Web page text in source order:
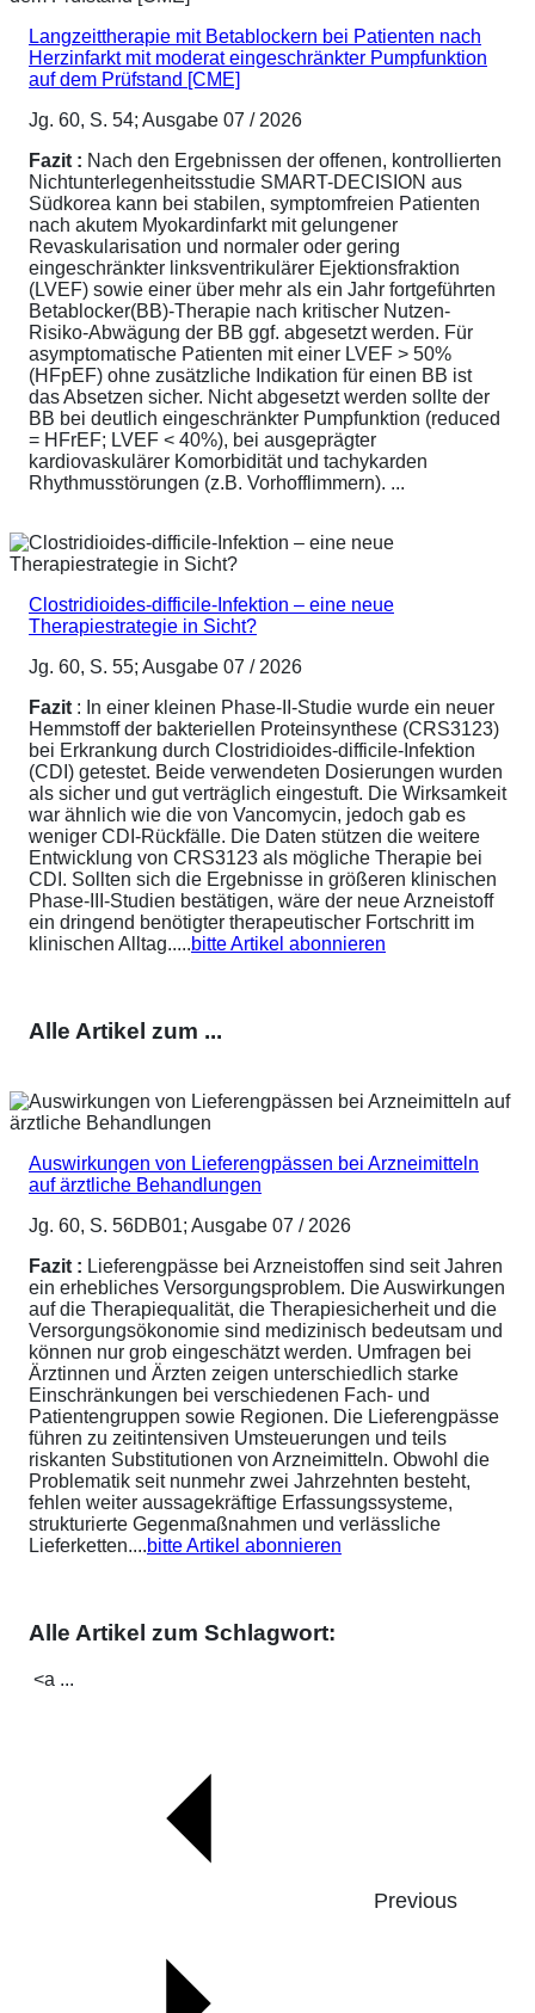
Langzeittherapie mit Betablockern bei Patienten nach
Herzinfarkt mit moderat eingeschränkter Pumpfunktion
auf dem Prüfstand [CME]
Jg. 60, S. 54; Ausgabe 07 / 2026
Fazit : Nach den Ergebnissen der offenen, kontrollierten
Nichtunterlegenheitsstudie SMART-DECISION aus
Südkorea kann bei stabilen, symptomfreien Patienten
nach akutem Myokardinfarkt mit gelungener
Revaskularisation und normaler oder gering
eingeschränkter linksventrikulärer Ejektionsfraktion
(LVEF) sowie einer über mehr als ein Jahr fortgeführten
Betablocker(BB)-Therapie nach kritischer Nutzen-
Risiko-Abwägung der BB ggf. abgesetzt werden. Für
asymptomatische Patienten mit einer LVEF > 50%
(HFpEF) ohne zusätzliche Indikation für einen BB ist
das Absetzen sicher. Nicht abgesetzt werden sollte der
BB bei deutlich eingeschränkter Pumpfunktion (reduced
= HFrEF; LVEF < 40%), bei ausgeprägter
kardiovaskulärer Komorbidität und tachykarden
Rhythmusstörungen (z.B. Vorhofflimmern). ...
Clostridioides-difficile-Infektion – eine neue
Therapiestrategie in Sicht?
Jg. 60, S. 55; Ausgabe 07 / 2026
Fazit : In einer kleinen Phase-II-Studie wurde ein neuer
Hemmstoff der bakteriellen Proteinsynthese (CRS3123)
bei Erkrankung durch Clostridioides-difficile-Infektion
(CDI) getestet. Beide verwendeten Dosierungen wurden
als sicher und gut verträglich eingestuft. Die Wirksamkeit
war ähnlich wie die von Vancomycin, jedoch gab es
weniger CDI-Rückfälle. Die Daten stützen die weitere
Entwicklung von CRS3123 als mögliche Therapie bei
CDI. Sollten sich die Ergebnisse in größeren klinischen
Phase-III-Studien bestätigen, wäre der neue Arzneistoff
ein dringend benötigter therapeutischer Fortschritt im
klinischen Alltag.....bitte Artikel abonnieren
Alle Artikel zum ...
Auswirkungen von Lieferengpässen bei Arzneimitteln
auf ärztliche Behandlungen
Jg. 60, S. 56DB01; Ausgabe 07 / 2026
Fazit : Lieferengpässe bei Arzneistoffen sind seit Jahren
ein erhebliches Versorgungsproblem. Die Auswirkungen
auf die Therapiequalität, die Therapiesicherheit und die
Versorgungsökonomie sind medizinisch bedeutsam und
können nur grob eingeschätzt werden. Umfragen bei
Ärztinnen und Ärzten zeigen unterschiedlich starke
Einschränkungen bei verschiedenen Fach- und
Patientengruppen sowie Regionen. Die Lieferengpässe
führen zu zeitintensiven Umsteuerungen und teils
riskanten Substitutionen von Arzneimitteln. Obwohl die
Problematik seit nunmehr zwei Jahrzehnten besteht,
fehlen weiter aussagekräftige Erfassungssysteme,
strukturierte Gegenmaßnahmen und verlässliche
Lieferketten....bitte Artikel abonnieren
Alle Artikel zum Schlagwort:
<a ...
Previous